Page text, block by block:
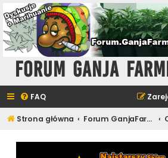
Forum Ganja
FAQ
Strona główna Forum GanjaFarmer - Uprawa i Hodowla